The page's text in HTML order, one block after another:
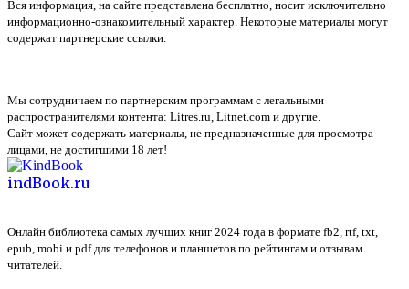
Вся информация, на сайте представлена бесплатно, носит исключительно
информационно-ознакомительный характер. Некоторые материалы могут
содержат партнерские ссылки.
Мы сотрудничаем по партнерским программам с легальными
распространителями контента: Litres.ru, Litnet.com и другие.
Сайт может содержать материалы, не предназначенные для просмотра
лицами, не достигшими 18 лет!
indBook.ru
Онлайн библиотека самых лучших книг 2024 года в формате fb2, rtf, txt,
epub, mobi и pdf для телефонов и планшетов по рейтингам и отзывам
читателей.